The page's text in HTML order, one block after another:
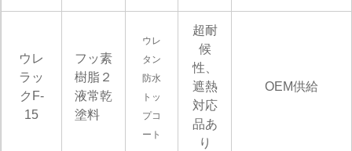
ウレ
ラッ
クF-
15
フッ素
樹脂２
液常乾
塗料
ウレ
タン
防水
トッ
プコ
ート
超耐
候
性、
遮熱
対応
品あ
り
OEM供給